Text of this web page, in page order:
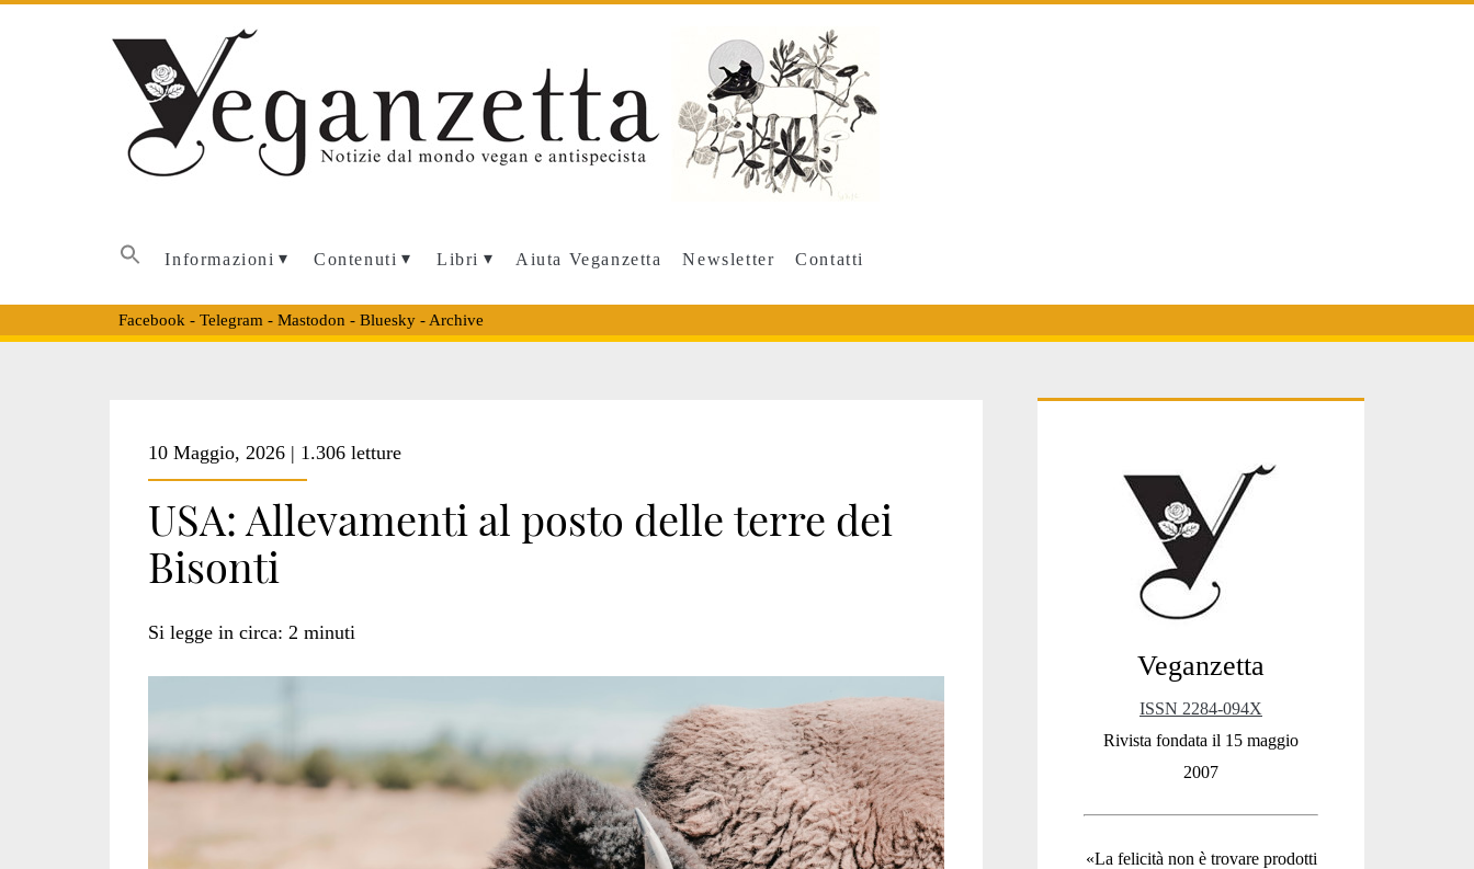
Informazioni Contenuti Libri Aiuta Veganzetta Newsletter Contatti
Facebook - Telegram - Mastodon - Bluesky- Archive
<span>Usa
Today
News</span>
10 Maggio, 2026 | 1.306 letture
USA: Allevamenti al posto delle terre dei
Bisonti
Si legge in circa: 2 minuti
Sidebar
Veganzetta
ISSN 2284-094X
Rivista fondata il 15 maggio
2007
«La felicità non è trovare prodotti